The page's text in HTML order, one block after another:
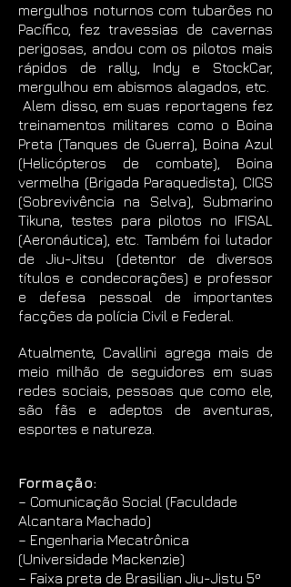
mergulhos noturnos com tubarões no
Pacífico, fez travessias de cavernas
perigosas, andou com os pilotos mais
rápidos de rally, Indy e StockCar,
mergulhou em abismos alagados, etc.
Alem disso, em suas reportagens fez
treinamentos militares como o Boina
Preta (Tanques de Guerra), Boina Azul
(Helicópteros de combate), Boina
vermelha (Brigada Paraquedista), CIGS
(Sobrevivência na Selva), Submarino
Tikuna, testes para pilotos no IFISAL
(Aeronáutica), etc. Também foi lutador
de Jiu-Jitsu (detentor de diversos
títulos e condecorações) e professor
e defesa pessoal de importantes
facções da polícia Civil e Federal.
Atualmente, Cavallini agrega mais de
meio milhão de seguidores em suas
redes sociais, pessoas que como ele,
são fãs e adeptos de aventuras,
esportes e natureza.
Formação:
– Comunicação Social (Faculdade
Alcantara Machado)
– Engenharia Mecatrônica
(Universidade Mackenzie)
– Faixa preta de Brasilian Jiu-Jistu 5º